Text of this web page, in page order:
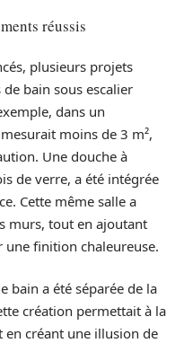
réussis
plusieurs projets
bain sous escalier
dans un
moins de 3 m²,
Une douche à
de verre, a été intégrée
Cette même salle a
murs, tout en ajoutant
une finition chaleureuse.
bain a été séparée de la
création permettait à la
créant une illusion de